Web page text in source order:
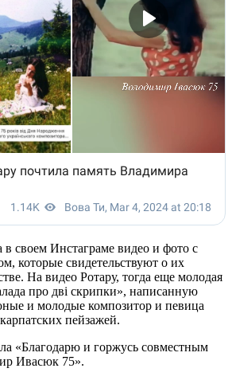
своем Инстаграме видео и фото с
которые свидетельствуют о их
На видео Ротару, тогда еще молодая
про дві скрипки», написанную
и молодые композитор и певица
пейзажей.
«Благодарю и горжусь совместным
Ивасюк 75».